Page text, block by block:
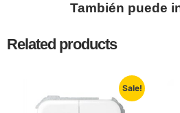
También puede
Related products
Sale!